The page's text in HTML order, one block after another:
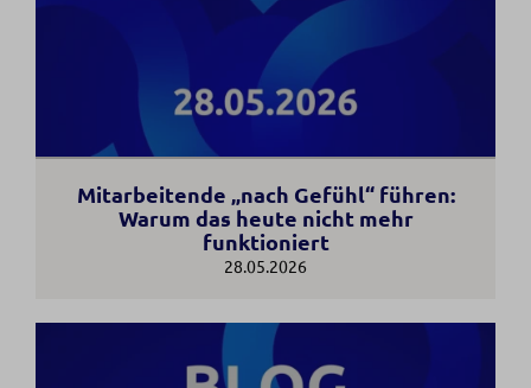
Mitarbeitende „nach Gefühl“ führen:
Warum das heute nicht mehr
funktioniert
28.05.2026